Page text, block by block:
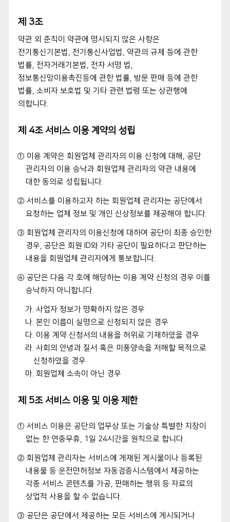
제 3조
약관 외 준칙이 약관에 명시되지 않은 사항은
전기통신기본법, 전기통신사업법, 약관의 규제 등에 관한
법률, 전자거래기본법, 전자 서명 법,
정보통신망이용촉진등에 관한 법률, 방문 판매 등에 관한
법률, 소비자 보호법 및 기타 관련 법령 또는 상관행에
의합니다.
제 4조 서비스 이용 계약의 성립
① 이용 계약은 회원업체 관리자의 이용 신청에 대해, 공단
관리자의 이용 승낙과 회원업체 관리자의 약관 내용에
대한 동의로 성립됩니다.
② 서비스를 이용하고자 하는 회원업체 관리자는 공단에서
요청하는 업체 정보 및 개인 신상정보를 제공해야 합니다.
③ 회원업체 관리자의 이용신청에 대하여 공단이 최종 승인한
경우, 공단은 회원 ID와 기타 공단이 필요하다고 판단하는
내용을 회원업체 관리자에게 통보합니다.
④ 공단은 다음 각 호에 해당하는 이용 계약 신청의 경우 이를
승낙하지 아니합니다.
가. 사업자 정보가 명확하지 않은 경우
나. 본인 이름이 실명으로 신청되지 않은 경우
다. 이용 계약 신청서의 내용을 허위로 기재하였을 경우
라. 사회의 안녕과 질서 혹은 미풍양속을 저해할 목적으로
신청하였을 경우
마. 회원업체 소속이 아닌 경우
제 5조 서비스 이용 및 이용 제한
① 서비스 이용은 공단의 업무상 또는 기술상 특별한 지장이
없는 한 연중무휴, 1일 24시간을 원칙으로 합니다.
② 회원업체 관리자는 서비스에 게재된 게시물이나 등록된
내용물 등 운전면허정보 자동검증시스템에서 제공하는
각종 서비스 콘텐츠를 가공, 판매하는 행위 등 자료의
상업적 사용을 할 수 없습니다.
③ 공단은 공단에서 제공하는 모든 서비스에 게시되거나